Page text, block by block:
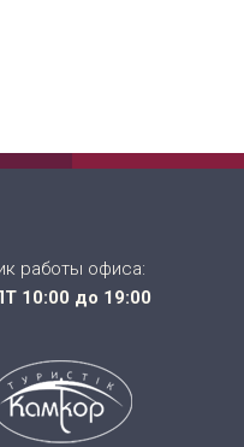
работы офиса:
10:00 до 19:00